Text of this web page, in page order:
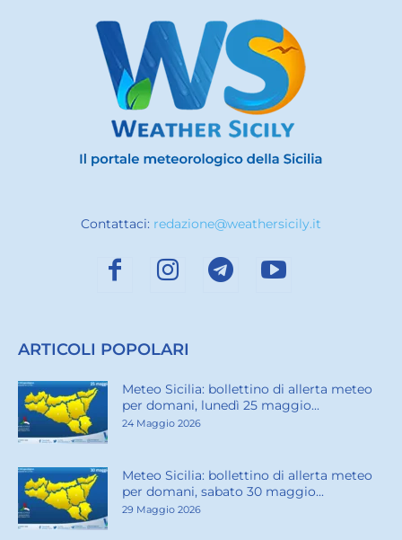
Contattaci: redazione@weathersicily.it
ARTICOLI POPOLARI
Meteo Sicilia: bollettino di allerta meteo
per domani, lunedì 25 maggio...
24 Maggio 2026
Meteo Sicilia: bollettino di allerta meteo
per domani, sabato 30 maggio...
29 Maggio 2026